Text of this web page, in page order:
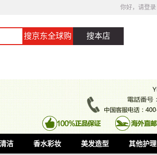
你好，请登录
搜京东全球购 搜本店
洁 香水彩妆 美发造型 其他护理